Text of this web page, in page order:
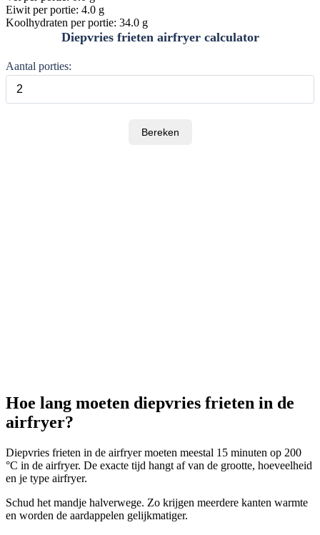
Eiwit per portie: 4.0 g
Koolhydraten per portie: 34.0 g
Diepvries frieten airfryer calculator
Aantal porties:
Bereken
Hoe lang moeten diepvries frieten in de
airfryer?
Diepvries frieten in de airfryer moeten meestal 15 minuten op 200
°C in de airfryer. De exacte tijd hangt af van de grootte, hoeveelheid
en je type airfryer.
Schud het mandje halverwege. Zo krijgen meerdere kanten warmte
en worden de aardappelen gelijkmatiger.